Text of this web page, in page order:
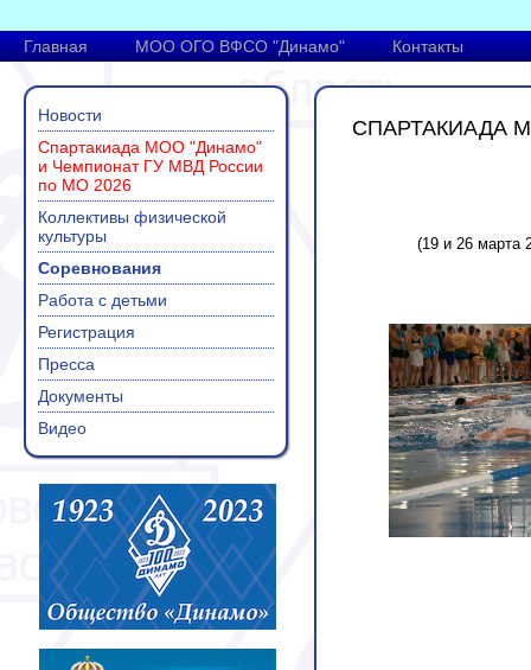
Главная МОО ОГО ВФСО "Динамо" Контакты
Новости
Спартакиада МОО "Динамо"
и Чемпионат ГУ МВД России
по МО 2026
Коллективы физической
культуры
Соревнования
Работа с детьми
Регистрация
Пресса
Документы
Видео
СПАРТАКИАДА
(19 и 26 марта